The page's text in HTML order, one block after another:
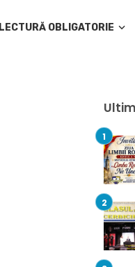
LECTURĂ OBLIGATORIE